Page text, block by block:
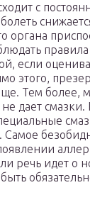
с
органа
если
этого,
Тем более,
дает смазки.
Самое
речь идет о